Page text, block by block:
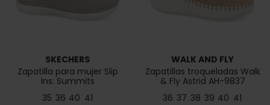
SKECHERS
Zapatilla para mujer Slip
Ins: Summits
35 36 40 41
WALK AND FLY
Zapatillas troqueladas Walk
& Fly Astrid AH-9837
36 37 38 39 40 41